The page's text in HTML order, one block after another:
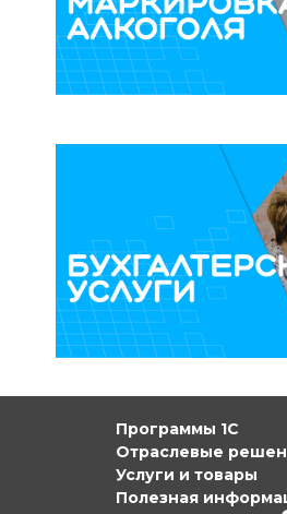
Программы 1С
Отраслевые
Услуги и товары
Полезная